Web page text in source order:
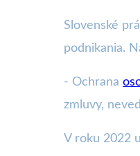
Slovenské
podnikania.
- Ochrana
zmluvy,
V roku 2022